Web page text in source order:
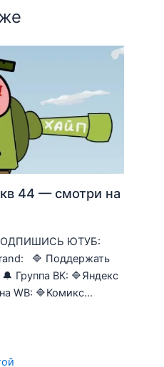
44 — смотри на
ЮТУБ:
🔷 Поддержать
Группа ВК: 🔷Яндекс
WB: 🔷Комикс…